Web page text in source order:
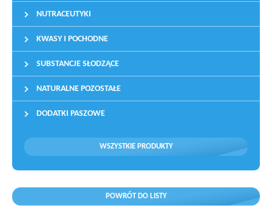
NUTRACEUTYKI
KWASY I POCHODNE
SUBSTANCJE SŁODZĄCE
NATURALNE POZOSTAŁE
DODATKI PASZOWE
WSZYSTKIE PRODUKTY
POWRÓT DO LISTY